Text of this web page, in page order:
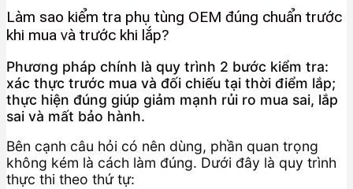
Làm sao kiểm tra phụ tùng OEM đúng chuẩn trước
khi mua và trước khi lắp?
Phương pháp chính là quy trình 2 bước kiểm tra:
xác thực trước mua và đối chiếu tại thời điểm lắp;
thực hiện đúng giúp giảm mạnh rủi ro mua sai, lắp
sai và mất bảo hành.
Bên cạnh câu hỏi có nên dùng, phần quan trọng
không kém là cách làm đúng. Dưới đây là quy trình
thực thi theo thứ tự: